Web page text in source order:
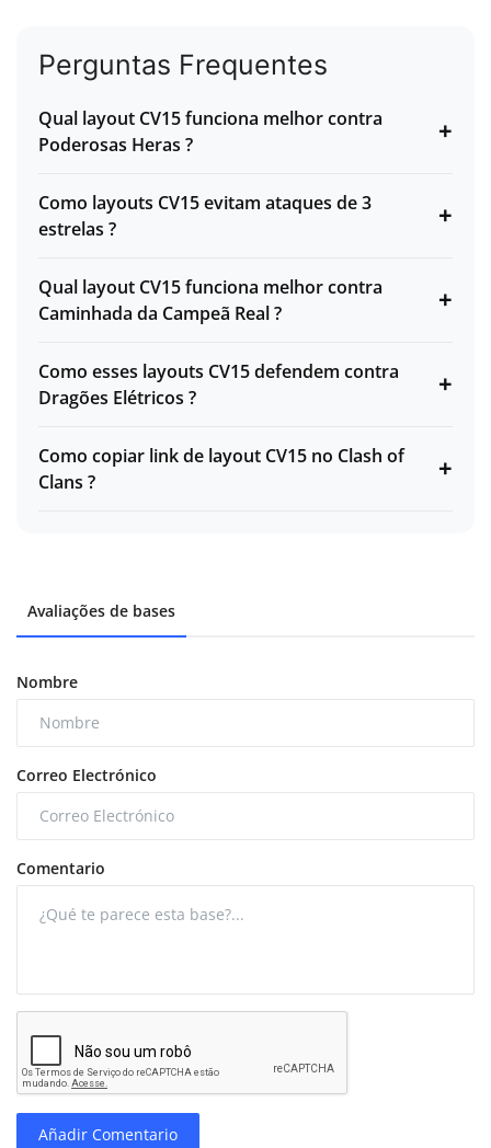
Perguntas Frequentes
Qual layout CV15 funciona melhor contra
Poderosas Heras ?
+
Como layouts CV15 evitam ataques de 3
estrelas ?
+
Qual layout CV15 funciona melhor contra
Caminhada da Campeã Real ?
+
Como esses layouts CV15 defendem contra
Dragões Elétricos ?
+
Como copiar link de layout CV15 no Clash of
Clans ?
+
Avaliações de bases
Nombre
Correo Electrónico
Comentario
Añadir Comentario